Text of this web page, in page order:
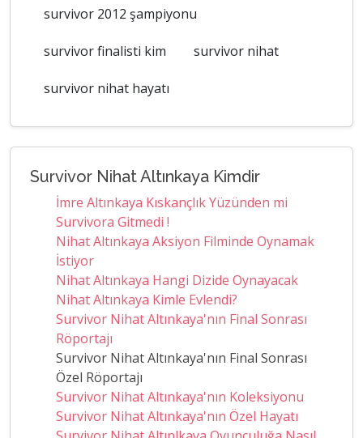
survivor 2012 şampiyonu
survivor finalisti kim survivor nihat
survivor nihat hayatı
Survivor Nihat Altınkaya Kimdir
İmre Altınkaya Kıskançlık Yüzünden mi
Survivora Gitmedi !
Nihat Altınkaya Aksiyon Filminde Oynamak
İstiyor
Nihat Altınkaya Hangi Dizide Oynayacak
Nihat Altınkaya Kimle Evlendi?
Survivor Nihat Altınkaya'nın Final Sonrası
Röportajı
Survivor Nihat Altınkaya'nın Final Sonrası
Özel Röportajı
Survivor Nihat Altınkaya'nın Koleksiyonu
Survivor Nihat Altınkaya'nın Özel Hayatı